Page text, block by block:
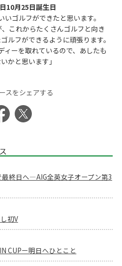
10月25日誕生日
いゴルフができたと思います。
これからたくさんゴルフと向き
ルフができるように頑張ります。
ィーを取れているので、あしたも
かと思います」
スをシェアする
終日へ―AIG全英女子オープン第3
初V
CUPー明日へひとこと